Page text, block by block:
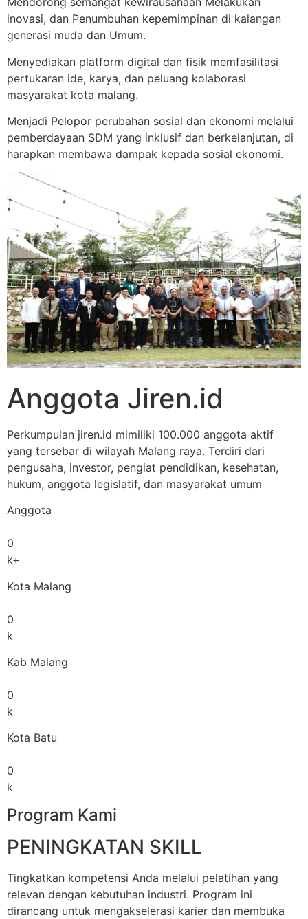
inovasi, dan Penumbuhan kepemimpinan di kalangan
generasi muda dan Umum.
Menyediakan platform digital dan fisik memfasilitasi
pertukaran ide, karya, dan peluang kolaborasi
masyarakat kota malang.
Menjadi Pelopor perubahan sosial dan ekonomi melalui
pemberdayaan SDM yang inklusif dan berkelanjutan, di
harapkan membawa dampak kepada sosial ekonomi.
Anggota Jiren.id
Perkumpulan jiren.id mimiliki 100.000 anggota aktif
yang tersebar di wilayah Malang raya. Terdiri dari
pengusaha, investor, pengiat pendidikan, kesehatan,
hukum, anggota legislatif, dan masyarakat umum
Anggota
0
k+
Kota Malang
0
k
Kab Malang
0
k
Kota Batu
0
k
Program Kami
PENINGKATAN SKILL
Tingkatkan kompetensi Anda melalui pelatihan yang
relevan dengan kebutuhan industri. Program ini
dirancang untuk mengakselerasi karier dan membuka